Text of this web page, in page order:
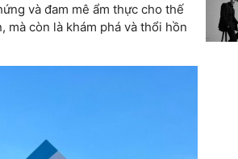
và đam mê ẩm thực cho thế
mà còn là khám phá và thổi hồn